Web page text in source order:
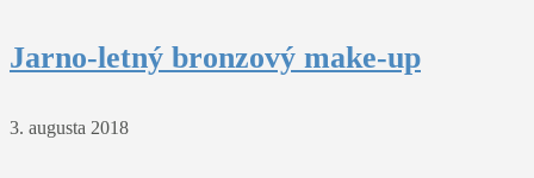
Jarno-letný bronzový make-up
3. augusta 2018